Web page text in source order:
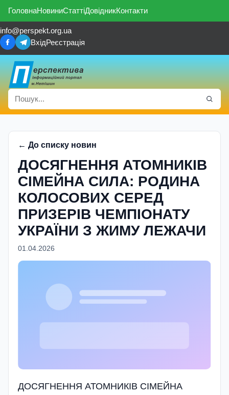
ГоловнаНовиниСтаттіДовідникКонтакти
info@perspekt.org.ua
ВхідРеєстрація
← До списку новин
ДОСЯГНЕННЯ АТОМНИКІВ
СІМЕЙНА СИЛА: РОДИНА
КОЛОСОВИХ СЕРЕД
ПРИЗЕРІВ ЧЕМПІОНАТУ
УКРАЇНИ З ЖИМУ ЛЕЖАЧИ
01.04.2026
ДОСЯГНЕННЯ АТОМНИКІВ СІМЕЙНА